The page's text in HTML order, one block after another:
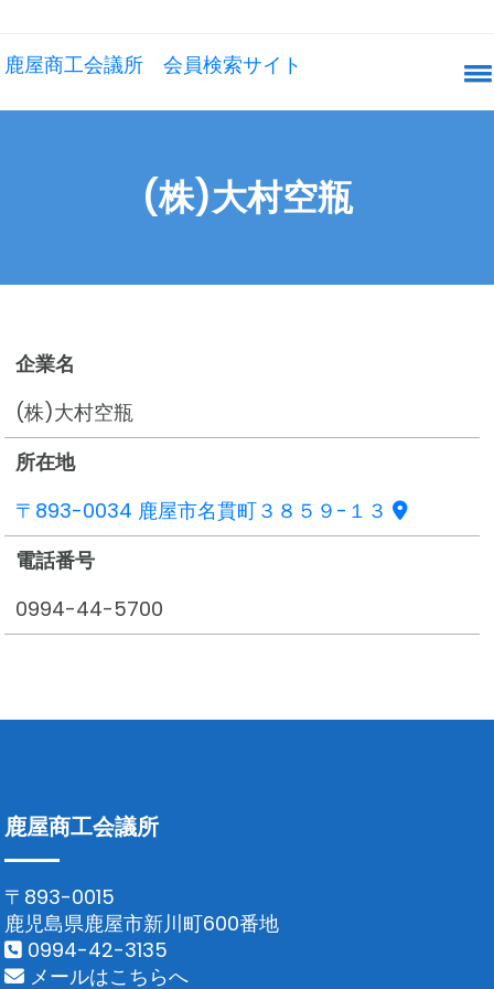
鹿屋商工会議所 会員検索サイト
(株)大村空瓶
企業名
(株)大村空瓶
所在地
〒893-0034 鹿屋市名貫町３８５９-１３
電話番号
0994-44-5700
鹿屋商工会議所
〒893-0015
鹿児島県鹿屋市新川町600番地
0994-42-3135
メールはこちらへ